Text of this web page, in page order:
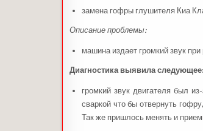
замена гофры глушителя Киа
Описание проблемы:
машина издает громкий звук при
Диагностика выявила следующее:
громкий звук двигателя был
сваркой что бы отвернуть
Так же пришлось менять и